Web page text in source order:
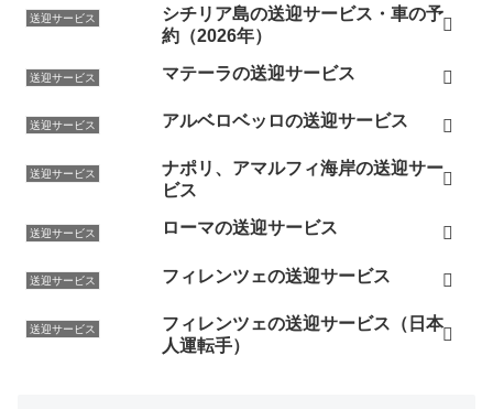
送迎サービス
シチリア島の送迎サービス・車の予
約（2026年）
送迎サービス マテーラの送迎サービス
送迎サービス アルベロベッロの送迎サービス
送迎サービス
ナポリ、アマルフィ海岸の送迎サー
ビス
送迎サービス ローマの送迎サービス
送迎サービス フィレンツェの送迎サービス
送迎サービス
フィレンツェの送迎サービス（日本
人運転手）